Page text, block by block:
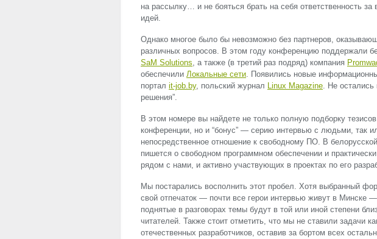
на рассылку… и не бояться брать на себя ответственность
идей.
Однако многое было бы невозможно без партнеров,
различных вопросов. В этом году конференцию поддержали
SaM Solutions, а также (в третий раз подряд) компания
обеспечили Локальные сети. Появились новые
портал it-job.by, польский журнал Linux Magazine. Не остались
решения”.
В этом номере вы найдете не только полную подборку
конференции, но и “бонус” — серию интервью с людьми, так
непосредственное отношение к свободному ПО. В
пишется о свободном программном обеспечении и
рядом с нами, и активно участвующих в проектах по его
Мы постарались восполнить этот пробел. Хотя выбранный
свой отпечаток — почти все герои интервью живут в Минске
поднятые в разговорах темы будут в той или иной степени
читателей. Также стоит отметить, что мы не ставили задачи
отечественных разработчиков, оставив за бортом всех